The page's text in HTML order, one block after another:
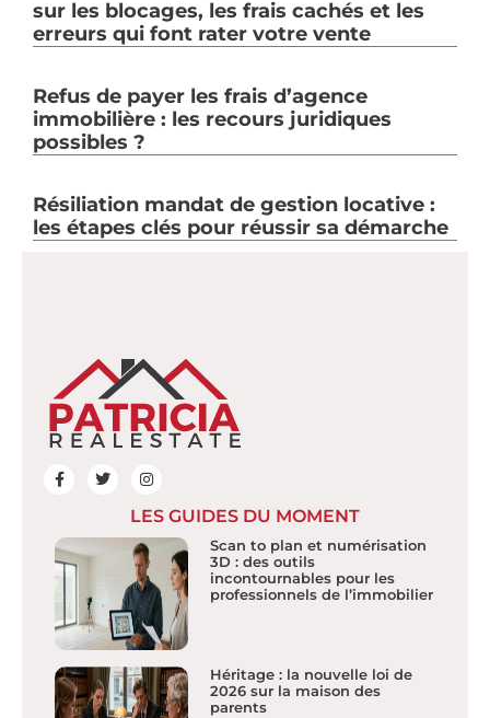
sur les blocages, les frais cachés et les
erreurs qui font rater votre vente
Refus de payer les frais d’agence
immobilière : les recours juridiques
possibles ?
Résiliation mandat de gestion locative :
les étapes clés pour réussir sa démarche
LES GUIDES DU MOMENT
Scan to plan et numérisation
3D : des outils
incontournables pour les
professionnels de l’immobilier
Héritage : la nouvelle loi de
2026 sur la maison des
parents